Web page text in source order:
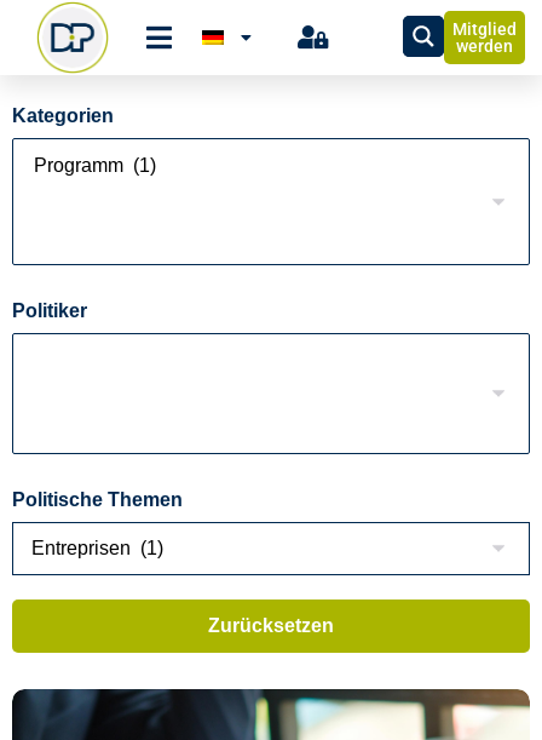
Mitglied
werden
Kategorien
Politiker
Politische Themen